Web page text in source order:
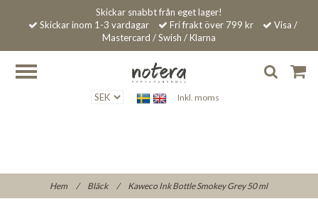
Skickar snabbt från eget lager!
Skickar inom 1-3 vardagar
Fri frakt över 799 kr
Visa /
Mastercard / Swish / Klarna
Inkl. moms
Hem / Bläck / Kaweco Ink Bottle Smokey Grey 50 ml